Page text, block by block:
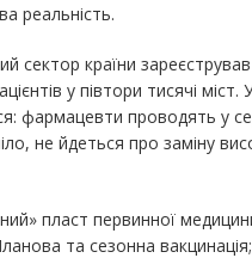
реальність.
сектор країни
у півтори тисячі
фармацевти проводять у
не йдеться про заміну
пласт первинної
та сезонна